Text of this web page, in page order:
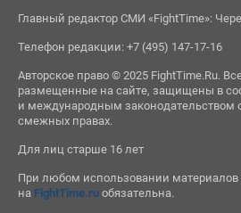
Главный редактор СМИ «FightTime»:
Телефон редакции: +7 (495) 147-17-16
Авторское право © 2025 FightTime.Ru.
размещенные на сайте, защищены в
и международным законодательством
смежных правах.
Для лиц старше 16 лет
При любом использовании материалов
на FightTime.ruобязательна.